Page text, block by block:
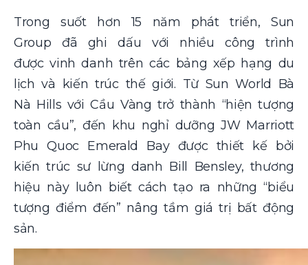
Trong suốt hơn 15 năm phát triển, Sun
Group đã ghi dấu với nhiều công trình
được vinh danh trên các bảng xếp hạng du
lịch và kiến trúc thế giới. Từ Sun World Bà
Nà Hills với Cầu Vàng trở thành “hiện tượng
toàn cầu”, đến khu nghỉ dưỡng JW Marriott
Phu Quoc Emerald Bay được thiết kế bởi
kiến trúc sư lừng danh Bill Bensley, thương
hiệu này luôn biết cách tạo ra những “biểu
tượng điểm đến” nâng tầm giá trị bất động
sản.